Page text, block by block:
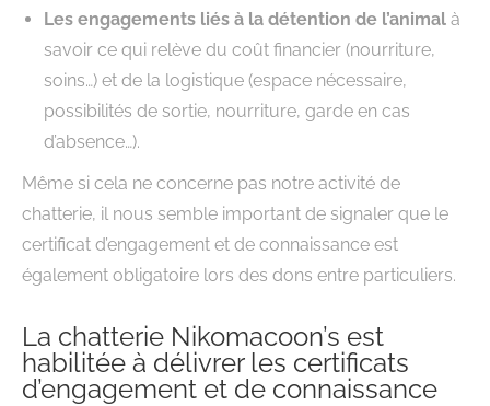
Les engagements liés à la détention de l’animal à
savoir ce qui relève du coût financier (nourriture,
soins…) et de la logistique (espace nécessaire,
possibilités de sortie, nourriture, garde en cas
d’absence…).
Même si cela ne concerne pas notre activité de
chatterie, il nous semble important de signaler que le
certificat d’engagement et de connaissance est
également obligatoire lors des dons entre particuliers.
La chatterie Nikomacoon’s est
habilitée à délivrer les certificats
d’engagement et de connaissance